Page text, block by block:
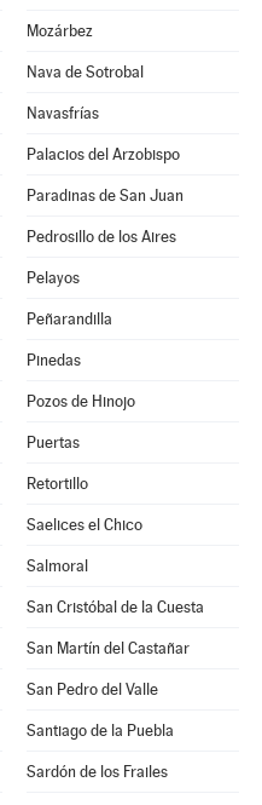
Mozárbez
Nava de Sotrobal
Navasfrías
Palacios del Arzobispo
Paradinas de San Juan
Pedrosillo de los Aires
Pelayos
Peñarandilla
Pinedas
Pozos de Hinojo
Puertas
Retortillo
Saelices el Chico
Salmoral
San Cristóbal de la Cuesta
San Martín del Castañar
San Pedro del Valle
Santiago de la Puebla
Sardón de los Frailes